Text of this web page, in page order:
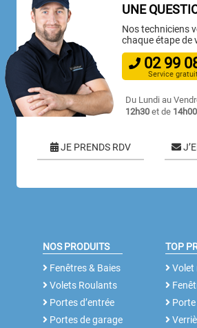
UNE
Nos techniciens
chaque étape de
02 99
Service
Du Lundi au
12h30 et de
JE PRENDS RDV
NOS PRODUITS
Fenêtres & Baies
Volets Roulants
Portes d’entrée
Portes de garage
TOP
Volet